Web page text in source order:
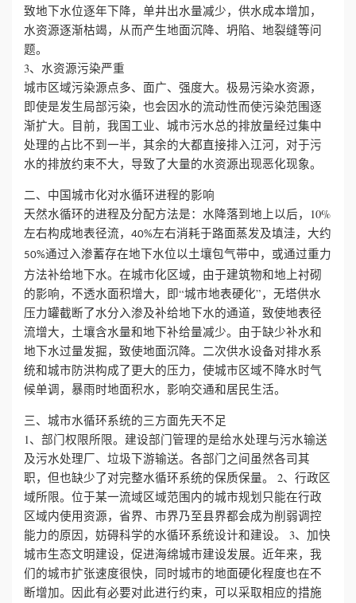
系
我
们
致地下水位逐年下降，单井出水量减少，供水成本增加，
水资源逐渐枯竭，从而产生地面沉降、坍陷、地裂缝等问
题。
3、水资源污染严重
城市区域污染源点多、面广、强度大。极易污染水资源，
即使是发生局部污染，也会因水的流动性而使污染范围逐
渐扩大。目前，我国工业、城市污水总的排放量经过集中
处理的占比不到一半，其余的大都直接排入江河，对于污
水的排放约束不大，导致了大量的水资源出现恶化现象。
二、中国城市化对水循环进程的影响
天然水循环的进程及分配方法是：水降落到地上以后，10%
左右构成地表径流，
40%左右消耗于路面蒸发及填洼，大约
50%通过入渗蓄存在地下水位以土壤包气带中，或通过重力
方法补给地下水。在城市化区域，由于建筑物和地上衬砌
的影响，不透水面积增大，即“城市地表硬化”，无塔供水
压力罐截断了水分入渗及补给地下水的通道，致使地表径
流增大，土壤含水量和地下补给量减少。由于缺少补水和
地下水过量发掘，致使地面沉降。二次供水设备对排水系
统和城市防洪构成了更大的压力，使城市区域不降水时气
候单调，暴雨时地面积水，影响交通和居民生活。
三、城市水循环系统的三方面先天不足
1、部门权限所限。建设部门管理的是给水处理与污水输送
及污水处理厂、垃圾下游输送。各部门之间虽然各司其
职，但也缺少了对完整水循环系统的保质保量。
2、行政区
域所限。位于某一流域区域范围内的城市规划只能在行政
区域内使用资源，省界、市界乃至县界都会成为削弱调控
能力的原因，妨碍科学的水循环系统设计和建设。
3、加快
城市生态文明建设，促进海绵城市建设发展。近年来，我
们的城市扩张速度很快，同时城市的地面硬化程度也在不
断增加。因此有必要对此进行约束，可以采取相应的措施